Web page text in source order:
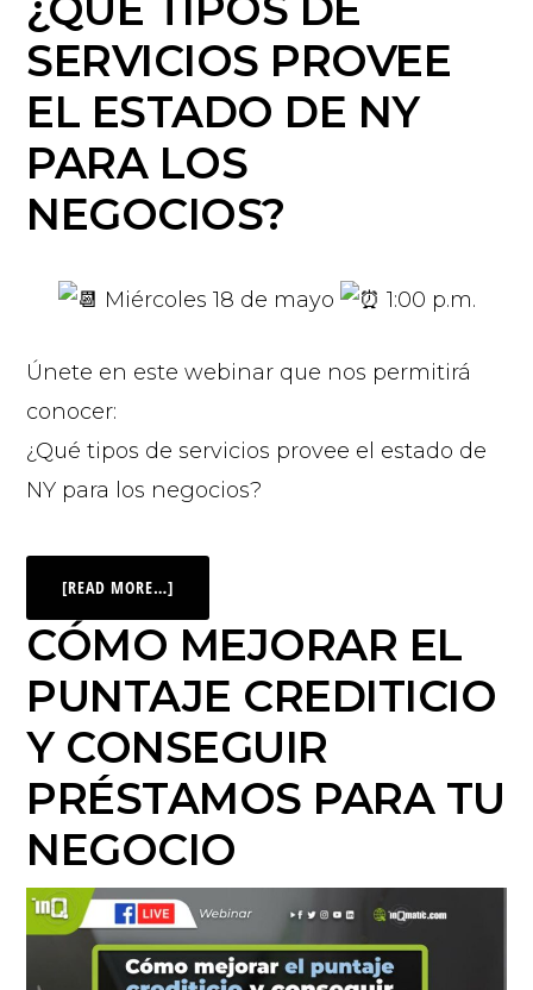
SERVICIOS PROVEE
EL ESTADO DE NY
PARA LOS
NEGOCIOS?
Miércoles 18 de mayo 1:00 p.m.
Únete en este webinar que nos permitirá
conocer:
¿Qué tipos de servicios provee el estado de
NY para los negocios?
[READ MORE…]
CÓMO MEJORAR EL
PUNTAJE CREDITICIO
Y CONSEGUIR
PRÉSTAMOS PARA TU
NEGOCIO